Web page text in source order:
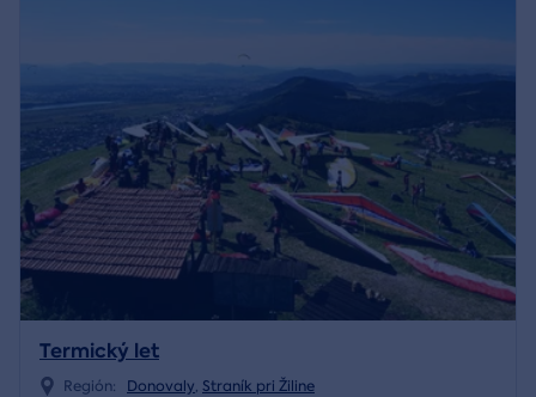
Termický let
Región: Donovaly, Straník pri Žiline